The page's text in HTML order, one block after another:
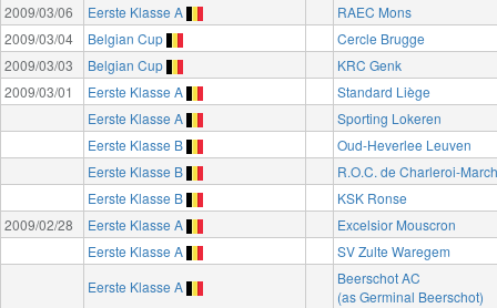
2009/03/06
Eerste Klasse A
RAEC Mons
2009/03/04
Belgian Cup
Cercle Brugge
2009/03/03
Belgian Cup
KRC Genk
2009/03/01
Eerste Klasse A
Standard Liège
Eerste Klasse A
Sporting Lokeren
Eerste Klasse B
Oud-Heverlee Leuven
Eerste Klasse B
R.O.C. de Charleroi-
Eerste Klasse B
KSK Ronse
2009/02/28
Eerste Klasse A
Excelsior Mouscron
Eerste Klasse A
SV Zulte Waregem
Eerste Klasse A
Beerschot AC
(as Germinal Beerschot)